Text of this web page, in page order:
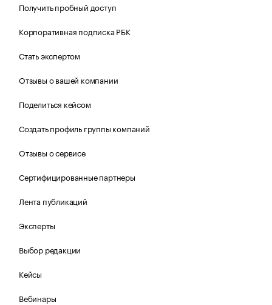
Получить пробный доступ
Корпоративная подписка РБК
Стать экспертом
Отзывы о вашей компании
Поделиться кейсом
Создать профиль группы компаний
Отзывы о сервисе
Сертифицированные партнеры
Лента публикаций
Эксперты
Выбор редакции
Кейсы
Вебинары